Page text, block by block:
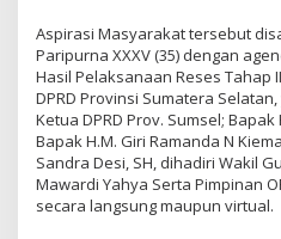
Aspirasi Masyarakat tersebut
Paripurna XXXV (35) dengan
Hasil Pelaksanaan Reses Tahap
DPRD Provinsi Sumatera
Ketua DPRD Prov. Sumsel;
Bapak H.M. Giri Ramanda N
Sandra Desi, SH, dihadiri Wakil
Mawardi Yahya Serta Pimpinan
secara langsung maupun virtual.